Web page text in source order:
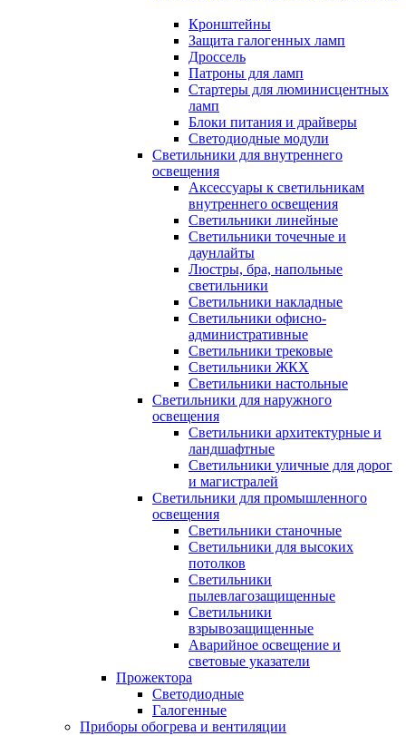
Кронштейны
Защита галогенных ламп
Дроссель
Патроны для ламп
Стартеры для люминисцентных
ламп
Блоки питания и драйверы
Светодиодные модули
Светильники для внутреннего
освещения
Аксессуары к светильникам
внутреннего освещения
Светильники линейные
Светильники точечные и
даунлайты
Люстры, бра, напольные
светильники
Светильники накладные
Светильники офисно-
административные
Светильники трековые
Светильники ЖКХ
Светильники настольные
Светильники для наружного
освещения
Светильники архитектурные и
ландшафтные
Светильники уличные для дорог
и магистралей
Светильники для промышленного
освещения
Светильники станочные
Светильники для высоких
потолков
Светильники
пылевлагозащищенные
Светильники
взрывозащищенные
Аварийное освещение и
световые указатели
Прожектора
Светодиодные
Галогенные
Приборы обогрева и вентиляции